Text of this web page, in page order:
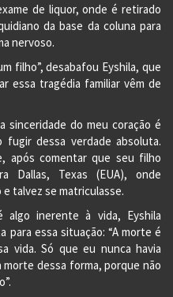
de liquor, onde é retirado
da base da coluna para
nervoso.
filho”, desabafou Eyshila, que
essa tragédia familiar vêm de
sinceridade do meu coração é
dessa verdade absoluta.
após comentar que seu filho
Dallas, Texas (EUA), onde
talvez se matriculasse.
inerente à vida, Eyshila
para essa situação: “A morte é
vida. Só que eu nunca havia
morte dessa forma, porque não